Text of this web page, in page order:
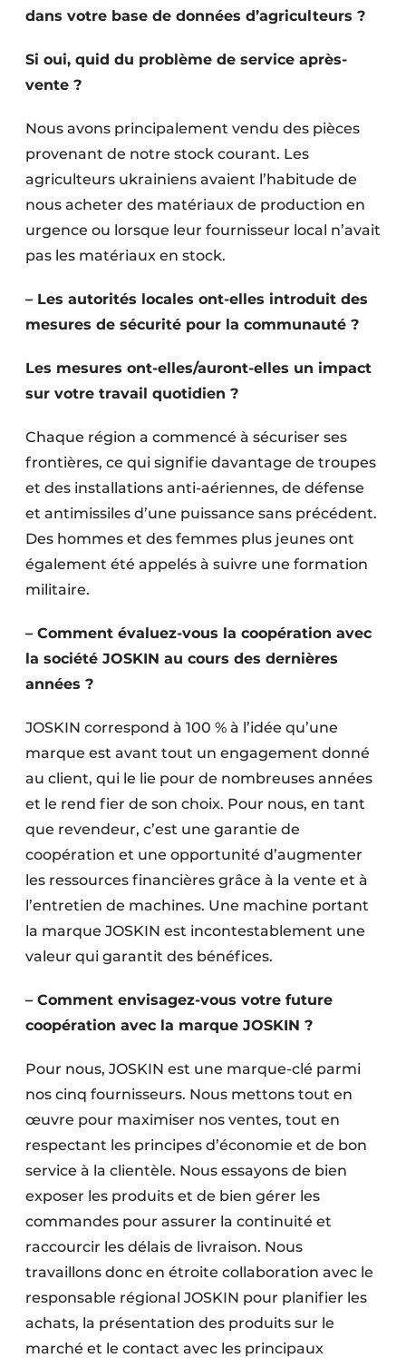
dans votre base de données d’agriculteurs ?
Si oui, quid du problème de service après-
vente ?
Nous avons principalement vendu des pièces
provenant de notre stock courant. Les
agriculteurs ukrainiens avaient l’habitude de
nous acheter des matériaux de production en
urgence ou lorsque leur fournisseur local n’avait
pas les matériaux en stock.
– Les autorités locales ont-elles introduit des
mesures de sécurité pour la communauté ?
Les mesures ont-elles/auront-elles un impact
sur votre travail quotidien ?
Chaque région a commencé à sécuriser ses
frontières, ce qui signifie davantage de troupes
et des installations anti-aériennes, de défense
et antimissiles d’une puissance sans précédent.
Des hommes et des femmes plus jeunes ont
également été appelés à suivre une formation
militaire.
– Comment évaluez-vous la coopération avec
la société JOSKIN au cours des dernières
années ?
JOSKIN correspond à 100 % à l’idée qu’une
marque est avant tout un engagement donné
au client, qui le lie pour de nombreuses années
et le rend fier de son choix. Pour nous, en tant
que revendeur, c’est une garantie de
coopération et une opportunité d’augmenter
les ressources financières grâce à la vente et à
l’entretien de machines. Une machine portant
la marque JOSKIN est incontestablement une
valeur qui garantit des bénéfices.
– Comment envisagez-vous votre future
coopération avec la marque JOSKIN ?
Pour nous, JOSKIN est une marque-clé parmi
nos cinq fournisseurs. Nous mettons tout en
œuvre pour maximiser nos ventes, tout en
respectant les principes d’économie et de bon
service à la clientèle. Nous essayons de bien
exposer les produits et de bien gérer les
commandes pour assurer la continuité et
raccourcir les délais de livraison. Nous
travaillons donc en étroite collaboration avec le
responsable régional JOSKIN pour planifier les
achats, la présentation des produits sur le
marché et le contact avec les principaux